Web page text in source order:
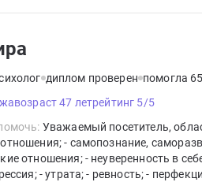
диплом проверен помогла
возраст 47 летрейтинг 5/5
Уважаемый посетитель,
- самопознание,
отношения; - неуверенность в
- утрата; - ревность; -